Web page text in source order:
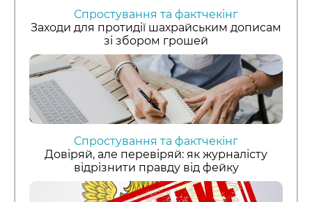
Спростування та фактчекінг
Заходи для протидії шахрайським дописам
зі збором грошей
Спростування та фактчекінг
Довіряй, але перевіряй: як журналісту
відрізнити правду від фейку